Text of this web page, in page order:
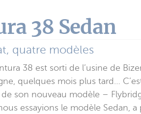
38 Sedan
quatre modèles
38 est sorti de l’usine de
quelques mois plus tard…
son nouveau modèle –
essayions le modèle Sedan,